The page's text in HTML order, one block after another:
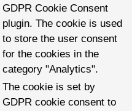
GDPR Cookie Consent
plugin. The cookie is used
to store the user consent
for the cookies in the
category "Analytics".
The cookie is set by
GDPR cookie consent to